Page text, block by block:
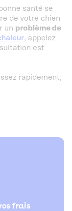
santé se
de votre chien
un problème de
, appelez
est
rapidement,
frais